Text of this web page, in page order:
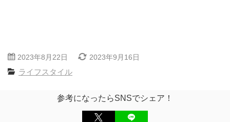
2023年8月22日 2023年9月16日
ライフスタイル
参考になったらSNSでシェア！